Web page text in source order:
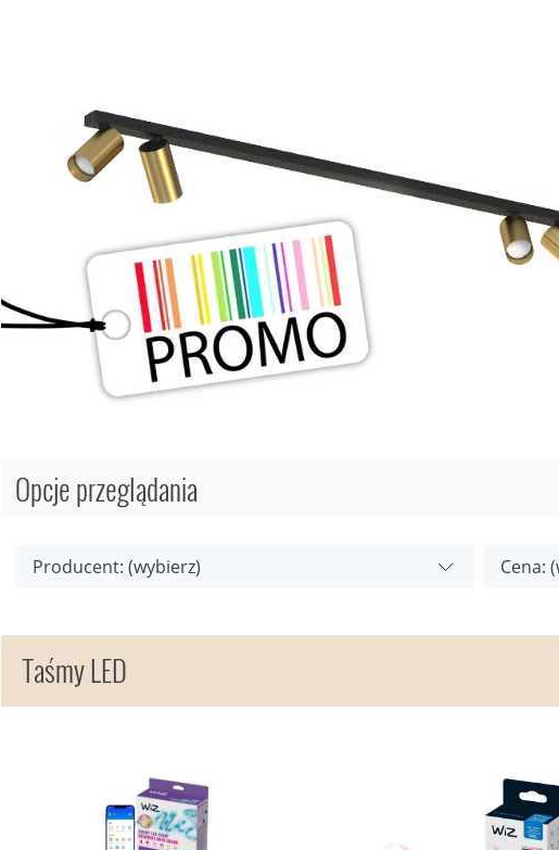
==WYSYŁKA 24H== Philips Macaw
17302/30/16 KINKIET OGRODOWY
8720169076969 Lampki Fairy 20
Opcje przeglądania
Producent: (wybierz) Cena:
Taśmy LED